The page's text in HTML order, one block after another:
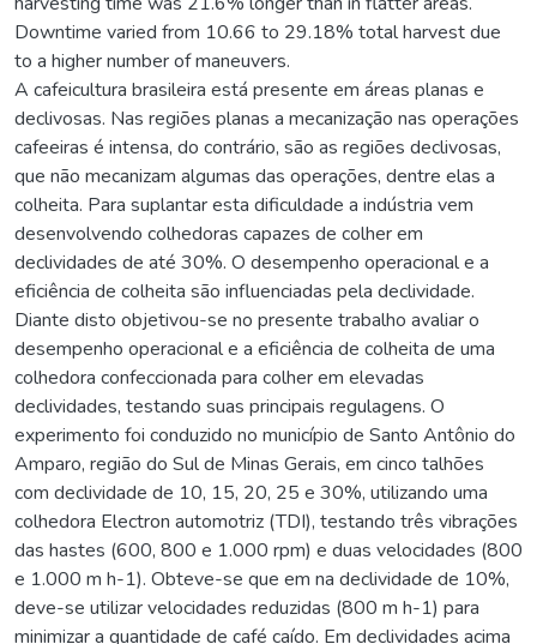
Downtime varied from 10.66 to 29.18% total harvest due
to a higher number of maneuvers.
A cafeicultura brasileira está presente em áreas planas e
declivosas. Nas regiões planas a mecanização nas operações
cafeeiras é intensa, do contrário, são as regiões declivosas,
que não mecanizam algumas das operações, dentre elas a
colheita. Para suplantar esta dificuldade a indústria vem
desenvolvendo colhedoras capazes de colher em
declividades de até 30%. O desempenho operacional e a
eficiência de colheita são influenciadas pela declividade.
Diante disto objetivou-se no presente trabalho avaliar o
desempenho operacional e a eficiência de colheita de uma
colhedora confeccionada para colher em elevadas
declividades, testando suas principais regulagens. O
experimento foi conduzido no município de Santo Antônio do
Amparo, região do Sul de Minas Gerais, em cinco talhões
com declividade de 10, 15, 20, 25 e 30%, utilizando uma
colhedora Electron automotriz (TDI), testando três vibrações
das hastes (600, 800 e 1.000 rpm) e duas velocidades (800
e 1.000 m h-1). Obteve-se que em na declividade de 10%,
deve-se utilizar velocidades reduzidas (800 m h-1) para
minimizar a quantidade de café caído. Em declividades acima